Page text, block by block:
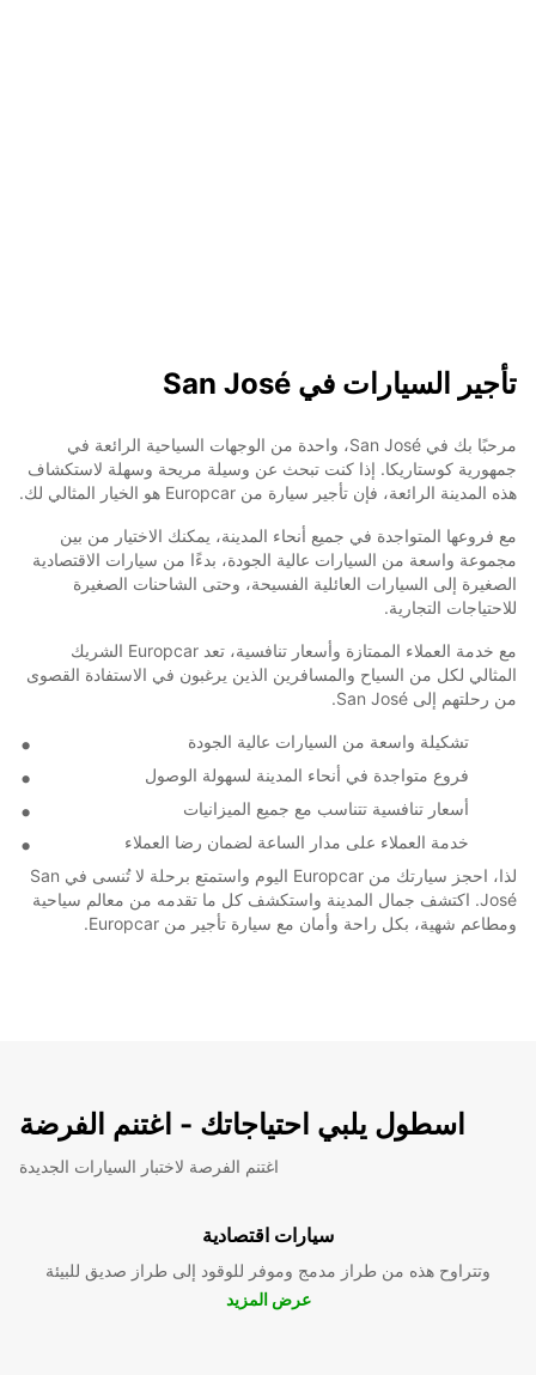
تأجير السيارات في San José
مرحبًا بك في San José، واحدة من الوجهات السياحية الرائعة في
جمهورية كوستاريكا. إذا كنت تبحث عن وسيلة مريحة وسهلة لاستكشاف
هذه المدينة الرائعة، فإن تأجير سيارة من Europcar هو الخيار المثالي لك.
مع فروعها المتواجدة في جميع أنحاء المدينة، يمكنك الاختيار من بين
مجموعة واسعة من السيارات عالية الجودة، بدءًا من سيارات الاقتصادية
الصغيرة إلى السيارات العائلية الفسيحة، وحتى الشاحنات الصغيرة
للاحتياجات التجارية.
مع خدمة العملاء الممتازة وأسعار تنافسية، تعد Europcar الشريك
المثالي لكل من السياح والمسافرين الذين يرغبون في الاستفادة القصوى
من رحلتهم إلى San José.
تشكيلة واسعة من السيارات عالية الجودة
فروع متواجدة في أنحاء المدينة لسهولة الوصول
أسعار تنافسية تتناسب مع جميع الميزانيات
خدمة العملاء على مدار الساعة لضمان رضا العملاء
لذا، احجز سيارتك من Europcar اليوم واستمتع برحلة لا تُنسى في San
José. اكتشف جمال المدينة واستكشف كل ما تقدمه من معالم سياحية
ومطاعم شهية، بكل راحة وأمان مع سيارة تأجير من Europcar.
اسطول يلبي احتياجاتك - اغتنم الفرضة
اغتنم الفرصة لاختبار السيارات الجديدة
سيارات اقتصادية
وتتراوح هذه من طراز مدمج وموفر للوقود إلى طراز صديق للبيئة
عرض المزيد